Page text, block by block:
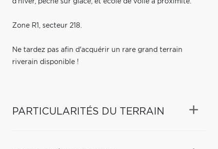
d'hiver, pêche sur glace, et école de voile à proximité.
Zone R1, secteur 218.
Ne tardez pas afin d'acquérir un rare grand terrain
riverain disponible !
PARTICULARITÉS DU TERRAIN